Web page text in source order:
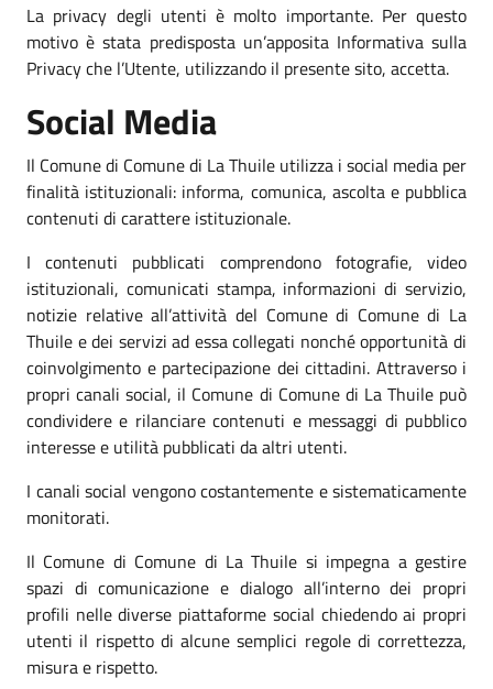
La privacy degli utenti è molto importante. Per questo
motivo è stata predisposta un’apposita Informativa sulla
Privacy che l’Utente, utilizzando il presente sito, accetta.
Social Media
Il Comune di Comune di La Thuile utilizza i social media per
finalità istituzionali: informa, comunica, ascolta e pubblica
contenuti di carattere istituzionale.
I contenuti pubblicati comprendono fotografie, video
istituzionali, comunicati stampa, informazioni di servizio,
notizie relative all’attività del Comune di Comune di La
Thuile e dei servizi ad essa collegati nonché opportunità di
coinvolgimento e partecipazione dei cittadini. Attraverso i
propri canali social, il Comune di Comune di La Thuile può
condividere e rilanciare contenuti e messaggi di pubblico
interesse e utilità pubblicati da altri utenti.
I canali social vengono costantemente e sistematicamente
monitorati.
Il Comune di Comune di La Thuile si impegna a gestire
spazi di comunicazione e dialogo all’interno dei propri
profili nelle diverse piattaforme social chiedendo ai propri
utenti il rispetto di alcune semplici regole di correttezza,
misura e rispetto.